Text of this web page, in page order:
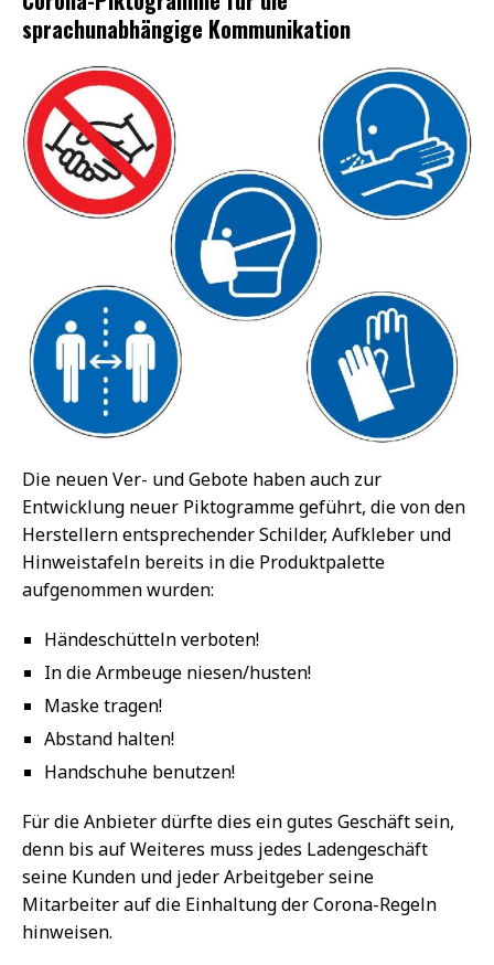
sprachunabhängige Kommunikation
Die neuen Ver- und Gebote haben auch zur
Entwicklung neuer Piktogramme geführt, die von den
Herstellern entsprechender Schilder, Aufkleber und
Hinweistafeln bereits in die Produktpalette
aufgenommen wurden:
Händeschütteln verboten!
In die Armbeuge niesen/husten!
Maske tragen!
Abstand halten!
Handschuhe benutzen!
Für die Anbieter dürfte dies ein gutes Geschäft sein,
denn bis auf Weiteres muss jedes Ladengeschäft
seine Kunden und jeder Arbeitgeber seine
Mitarbeiter auf die Einhaltung der Corona-Regeln
hinweisen.